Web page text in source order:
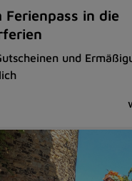
Ferienpass in die
und